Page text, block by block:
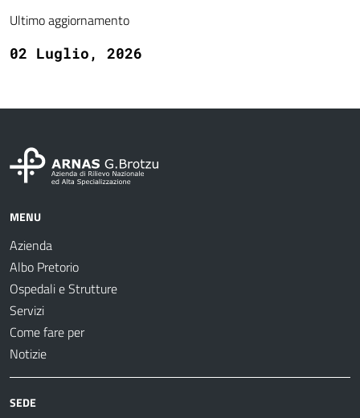
Ultimo aggiornamento
02 Luglio, 2026
MENU
Azienda
Albo Pretorio
Ospedali e Strutture
Servizi
Come fare per
Notizie
SEDE